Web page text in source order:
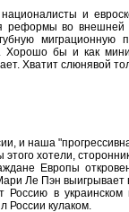
и
реформы во внешней
миграционную
Хорошо бы и как
Хватит слюнявой
и наша
этого хотели,
Европы
Ле Пэн
Россию в
России кулаком.